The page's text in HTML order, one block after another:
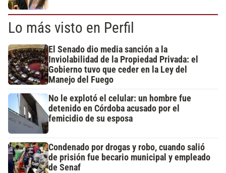
Lo más visto en Perfil
El Senado dio media sanción a la
Inviolabilidad de la Propiedad Privada: el
Gobierno tuvo que ceder en la Ley del
Manejo del Fuego
No le explotó el celular: un hombre fue
detenido en Córdoba acusado por el
femicidio de su esposa
Condenado por drogas y robo, cuando salió
de prisión fue becario municipal y empleado
de Senaf